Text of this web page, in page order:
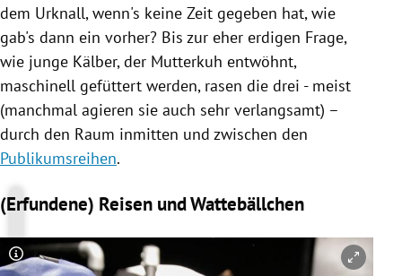
dem Urknall, wenn's keine Zeit gegeben hat, wie
gab's dann ein vorher? Bis zur eher erdigen Frage,
wie junge Kälber, der Mutterkuh entwöhnt,
maschinell gefüttert werden, rasen die drei - meist
(manchmal agieren sie auch sehr verlangsamt) –
durch den Raum inmitten und zwischen den
Publikumsreihen.
(Erfundene) Reisen und Wattebällchen
Copyright-Hinweis öffnen/schließen